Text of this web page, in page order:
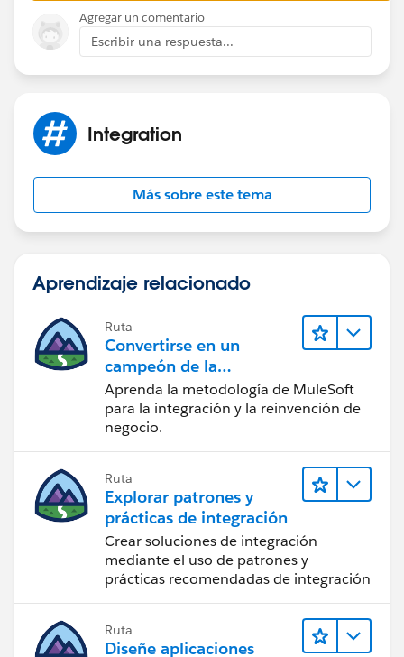
https://instance_name.salesforce.com/services/data/
v20.0/
-H 'Authorization: Bearer access_token'
https://developer.salesforce.com/docs/atlas.en-
us.api_rest.meta/api_rest/quickstart_oauth.htm
fix's.
https://salesforce.stackexchange.com/questions/691
token
https://salesforce.stackexchange.com/questions/107
90/connected-app-avoiding-a-limit-on-a-number-of-
issued-tokens-token-expiration
https://salesforce.stackexchange.com/questions/735
12/oauth-access-token-expiration
Hope above information was helpful.
Please mark as Best Answer so that it can help others
in the future.
Vinay Kumar
Agregar un comentario
Escribir una respuesta...
Integration
Más sobre este tema
Aprendizaje relacionado
Ruta
Convertirse en un
campeón de la
integración
Aprenda la metodología de MuleSoft
para la integración y la reinvención de
negocio.
Ruta
Explorar patrones y
prácticas de integración
Crear soluciones de integración
mediante el uso de patrones y
prácticas recomendadas de integración
Ruta
Diseñe aplicaciones